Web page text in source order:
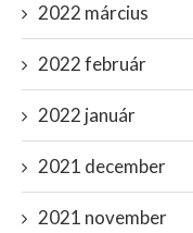
2022 március
2022 február
2022 január
2021 december
2021 november